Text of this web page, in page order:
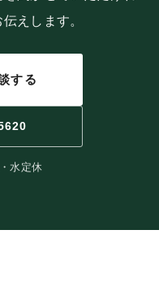
えします。
する
水定休